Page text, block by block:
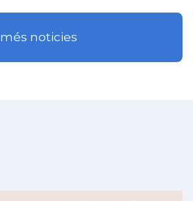
Catalans a LEICESTER
CATALANS A MANCHESTER
més noticies